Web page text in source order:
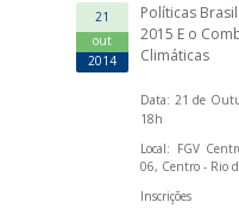
21
out
2014
Políticas
2015 E o
Climáticas
Data: 21 de
18h
Local: FGV
06, Centro - Rio
Inscrições